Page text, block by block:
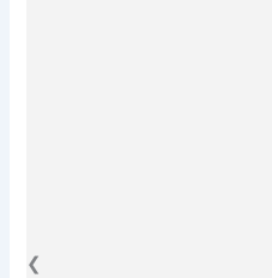
❮